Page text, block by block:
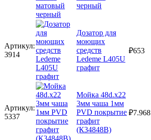
черный
Артикул:
3914
Дозатор для
моющих
средств
Ledeme L405U
графит
₽653
Артикул:
5337
Мойка 48d.х22
3мм чаша 1мм
PVD покрытие
графит
(К34848B)
₽7.968